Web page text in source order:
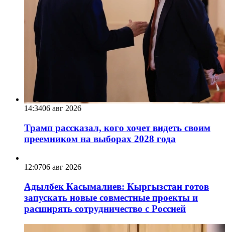
14:3406 авг 2026
Трамп рассказал, кого хочет видеть своим
преемником на выборах 2028 года
12:0706 авг 2026
Адылбек Касымалиев: Кыргызстан готов
запускать новые совместные проекты и
расширять сотрудничество с Россией